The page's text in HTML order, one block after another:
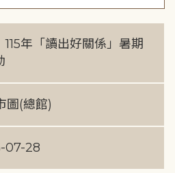
115年「讀出好關係」暑期
圖(總館)
07-28